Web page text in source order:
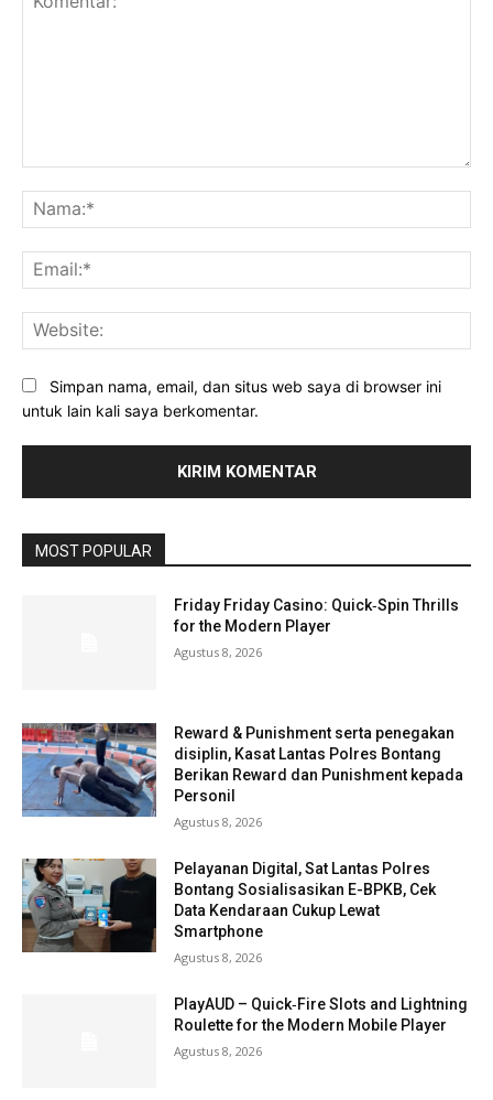
Simpan nama, email, dan situs web saya di browser ini
untuk lain kali saya berkomentar.
MOST POPULAR
Friday Friday Casino: Quick‑Spin Thrills
for the Modern Player
Agustus 8, 2026
Reward & Punishment serta penegakan
disiplin, Kasat Lantas Polres Bontang
Berikan Reward dan Punishment kepada
Personil
Agustus 8, 2026
Pelayanan Digital, Sat Lantas Polres
Bontang Sosialisasikan E-BPKB, Cek
Data Kendaraan Cukup Lewat
Smartphone
Agustus 8, 2026
PlayAUD – Quick‑Fire Slots and Lightning
Roulette for the Modern Mobile Player
Agustus 8, 2026